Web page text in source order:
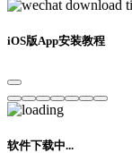
iOS版App安装教程
软件下载中...